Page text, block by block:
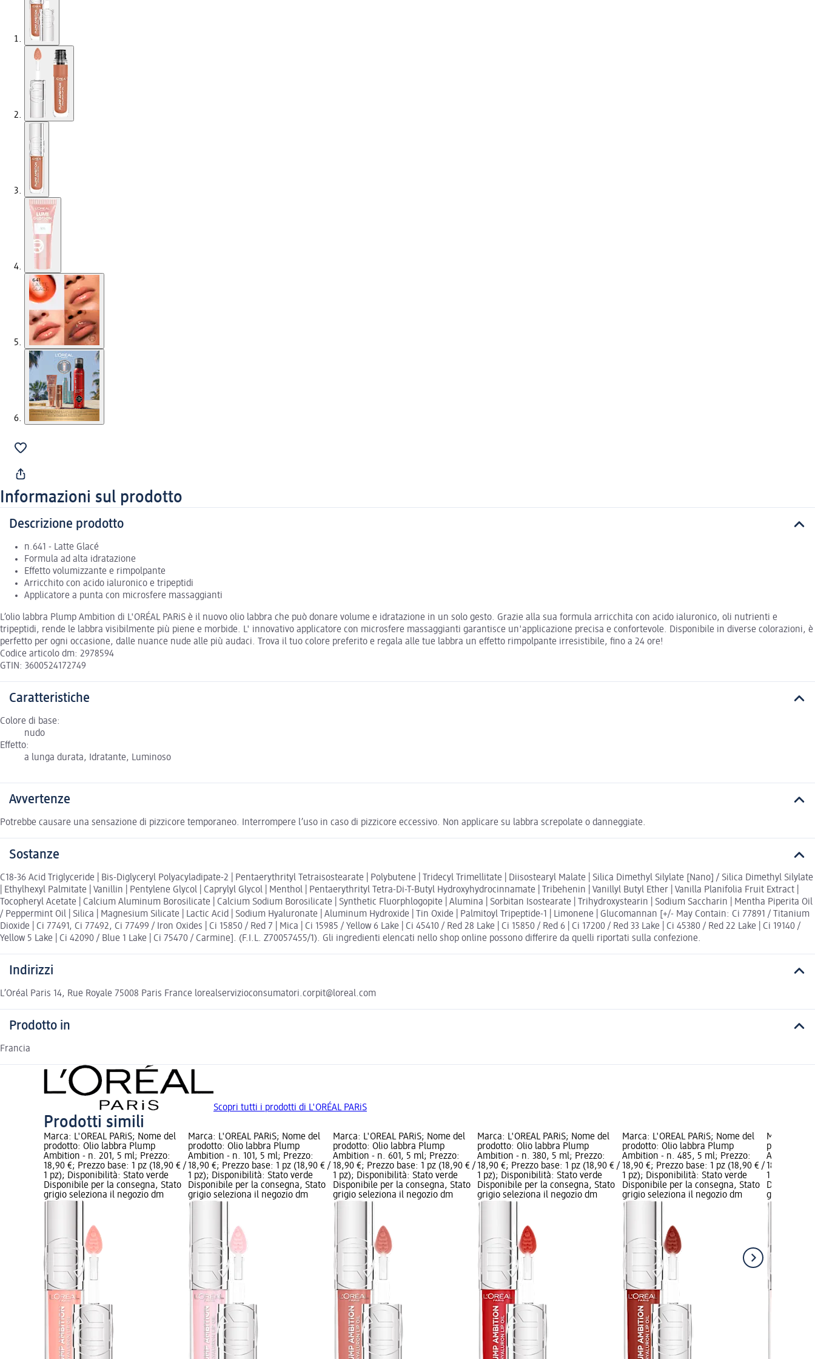
Informazioni sul prodotto
Descrizione prodotto
n.641 - Latte Glacé
Formula ad alta idratazione
Effetto volumizzante e rimpolpante
Arricchito con acido ialuronico e tripeptidi
Applicatore a punta con microsfere massaggianti
L’olio labbra Plump Ambition di L'ORÉAL PARiS è il nuovo olio labbra che può donare volume e idratazione in un solo gesto. Grazie alla sua formula arricchita con acido ialuronico, oli nutrienti e
tripeptidi, rende le labbra visibilmente più piene e morbide. L' innovativo applicatore con microsfere massaggianti garantisce un'applicazione precisa e confortevole. Disponibile in diverse colorazioni, è
perfetto per ogni occasione, dalle nuance nude alle più audaci. Trova il tuo colore preferito e regala alle tue labbra un effetto rimpolpante irresistibile, fino a 24 ore!
Codice articolo dm: 2978594
GTIN: 3600524172749
Caratteristiche
Colore di base:
nudo
Effetto:
a lunga durata, Idratante, Luminoso
Avvertenze
Potrebbe causare una sensazione di pizzicore temporaneo. Interrompere l’uso in caso di pizzicore eccessivo. Non applicare su labbra screpolate o danneggiate.
Sostanze
C18-36 Acid Triglyceride | Bis-Diglyceryl Polyacyladipate-2 | Pentaerythrityl Tetraisostearate | Polybutene | Tridecyl Trimellitate | Diisostearyl Malate | Silica Dimethyl Silylate [Nano] / Silica Dimethyl Silylate
| Ethylhexyl Palmitate | Vanillin | Pentylene Glycol | Caprylyl Glycol | Menthol | Pentaerythrityl Tetra-Di-T-Butyl Hydroxyhydrocinnamate | Tribehenin | Vanillyl Butyl Ether | Vanilla Planifolia Fruit Extract |
Tocopheryl Acetate | Calcium Aluminum Borosilicate | Calcium Sodium Borosilicate | Synthetic Fluorphlogopite | Alumina | Sorbitan Isostearate | Trihydroxystearin | Sodium Saccharin | Mentha Piperita Oil
/ Peppermint Oil | Silica | Magnesium Silicate | Lactic Acid | Sodium Hyaluronate | Aluminum Hydroxide | Tin Oxide | Palmitoyl Tripeptide-1 | Limonene | Glucomannan [+/- May Contain: Ci 77891 / Titanium
Dioxide | Ci 77491, Ci 77492, Ci 77499 / Iron Oxides | Ci 15850 / Red 7 | Mica | Ci 15985 / Yellow 6 Lake | Ci 45410 / Red 28 Lake | Ci 15850 / Red 6 | Ci 17200 / Red 33 Lake | Ci 45380 / Red 22 Lake | Ci 19140 /
Yellow 5 Lake | Ci 42090 / Blue 1 Lake | Ci 75470 / Carmine]. (F.I.L. Z70057455/1). Gli ingredienti elencati nello shop online possono differire da quelli riportati sulla confezione.
Indirizzi
L’Oréal Paris 14, Rue Royale 75008 Paris France lorealservizioconsumatori.corpit@loreal.com
Prodotto in
Francia
Scopri tutti i prodotti di L'ORÉAL PARiS
Prodotti simili
Marca: L'ORÉAL PARiS; Nome del
prodotto: Olio labbra Plump
Ambition - n. 201, 5 ml; Prezzo:
18,90 €; Prezzo base: 1 pz (18,90 € /
1 pz); Disponibilità: Stato verde
Disponibile per la consegna, Stato
grigio seleziona il negozio dm
Marca: L'ORÉAL PARiS; Nome del
prodotto: Olio labbra Plump
Ambition - n. 101, 5 ml; Prezzo:
18,90 €; Prezzo base: 1 pz (18,90 € /
1 pz); Disponibilità: Stato verde
Disponibile per la consegna, Stato
grigio seleziona il negozio dm
Marca: L'ORÉAL PARiS; Nome del
prodotto: Olio labbra Plump
Ambition - n. 601, 5 ml; Prezzo:
18,90 €; Prezzo base: 1 pz (18,90 € /
1 pz); Disponibilità: Stato verde
Disponibile per la consegna, Stato
grigio seleziona il negozio dm
Marca: L'ORÉAL PARiS; Nome del
prodotto: Olio labbra Plump
Ambition - n. 380, 5 ml; Prezzo:
18,90 €; Prezzo base: 1 pz (18,90 € /
1 pz); Disponibilità: Stato verde
Disponibile per la consegna, Stato
grigio seleziona il negozio dm
Marca: L'ORÉAL PARiS; Nome del
prodotto: Olio labbra Plump
Ambition - n. 485, 5 ml; Prezzo:
18,90 €; Prezzo base: 1 pz (18,90 € /
1 pz); Disponibilità: Stato verde
Disponibile per la consegna, Stato
grigio seleziona il negozio dm
Marca:
prodotto:
Ambition -
18,90 €;
1 pz);
Disponibile
grigio